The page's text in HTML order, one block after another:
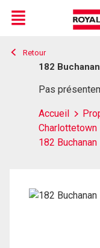
Live
En Direct
Menu
Retour
182
Pas
Accueil
Charlottetown
182